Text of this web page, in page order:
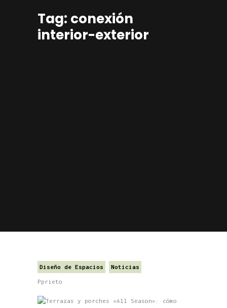
Tag: conexión
interior-exterior
Diseño de Espacios Noticias
Pprieto